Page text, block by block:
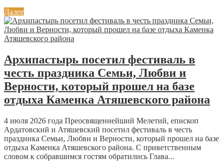
Далее
Архипастырь посетил фестиваль в
честь праздника Семьи, Любви и
Верности, который прошел на базе
отдыха Каменка Атяшевского района
4 июля 2026 года Преосвященнейший Мелетий, епископ
Ардатовский и Атяшевский посетил фестиваль в честь
праздника Семьи, Любви и Верности, который прошел на базе
отдыха Каменка Атяшевского района. С приветственным
словом к собравшимся гостям обратились Глава...